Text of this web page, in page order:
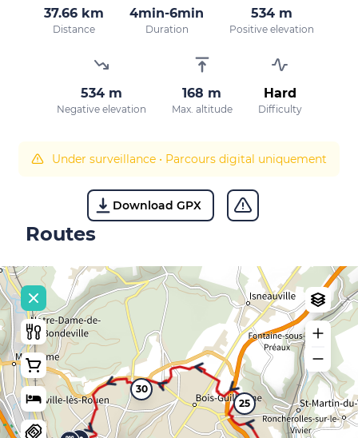
37.66 km
Distance
4min-6min
Duration
534 m
Positive elevation
534 m
Negative elevation
168 m
Max. altitude
Hard
Difficulty
Under surveillance • Parcours digital uniquement
Download GPX
Routes
25
30